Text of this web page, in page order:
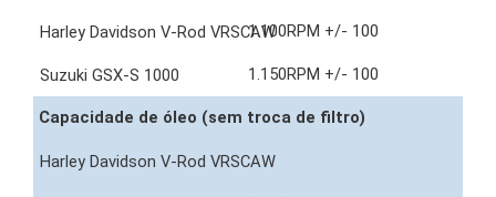
1.100RPM +/- 100
1.150RPM +/- 100
Capacidade de óleo (sem troca de filtro)